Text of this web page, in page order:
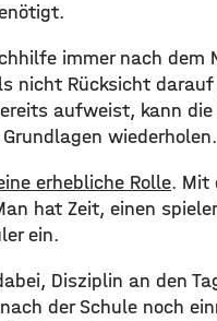
immer nach dem
nicht Rücksicht
aufweist, kann
wiederholen.
erhebliche Rolle. Mit
hat Zeit, einen
ein.
Disziplin an den
der Schule noch